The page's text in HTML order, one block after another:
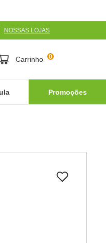
NOSSAS LOJAS
Carrinho 0
Promoções